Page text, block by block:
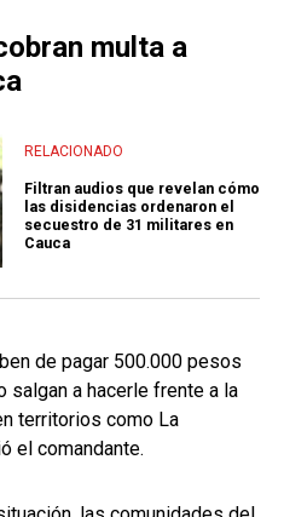
multa a
RELACIONADO
Filtran audios que revelan cómo
las disidencias ordenaron el
secuestro de 31 militares en
Cauca
de pagar 500.000 pesos
salgan a hacerle frente a la
territorios como La
el comandante.